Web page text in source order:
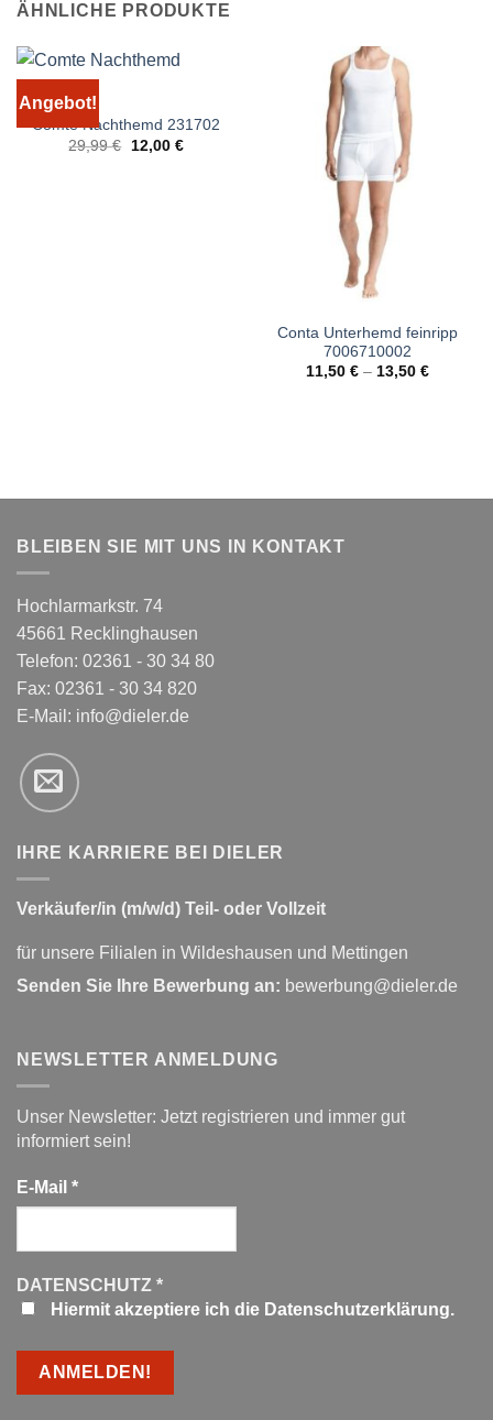
ÄHNLICHE PRODUKTE
Angebot!
Comte Nachthemd 231702
29,99€
Ursprünglicher
Preis
12,00 €Aktueller
Conta Unterhemd feinripp
7006710002
11,50 €– 13,50 €
BLEIBEN SIE MIT UNS IN KONTAKT
Hochlarmarkstr. 74
45661 Recklinghausen
Telefon: 02361 - 30 34 80
Fax: 02361 - 30 34 820
E-Mail: info@dieler.de
IHRE KARRIERE BEI DIELER
Verkäufer/in (m/w/d) Teil- oder Vollzeit
für unsere Filialen in Wildeshausen und Mettingen
Senden Sie Ihre Bewerbung an: bewerbung@dieler.de
NEWSLETTER ANMELDUNG
Unser Newsletter: Jetzt registrieren und immer gut
informiert sein!
E-Mail *
DATENSCHUTZ *
Hiermit akzeptiere ich die Datenschutzerklärung.